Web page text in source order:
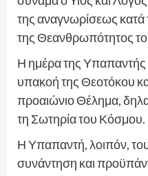
της αναγνωρίσεως
της Θεανθρωπότητος
Η ημέρα της Υπαπαντής
υπακοή της Θεοτόκου
προαιώνιο Θέλημα,
τη Σωτηρία του Κόσμου.
Η Υπαπαντή, λοιπόν,
συνάντηση και